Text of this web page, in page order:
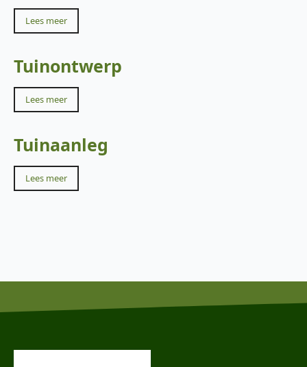
Lees meer
Tuinontwerp
Lees meer
Tuinaanleg
Lees meer